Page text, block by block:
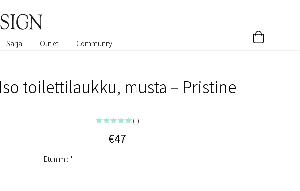
Sarja Outlet Community
Iso toilettilaukku, musta – Pristine
(1)
€47
Etunimi: *